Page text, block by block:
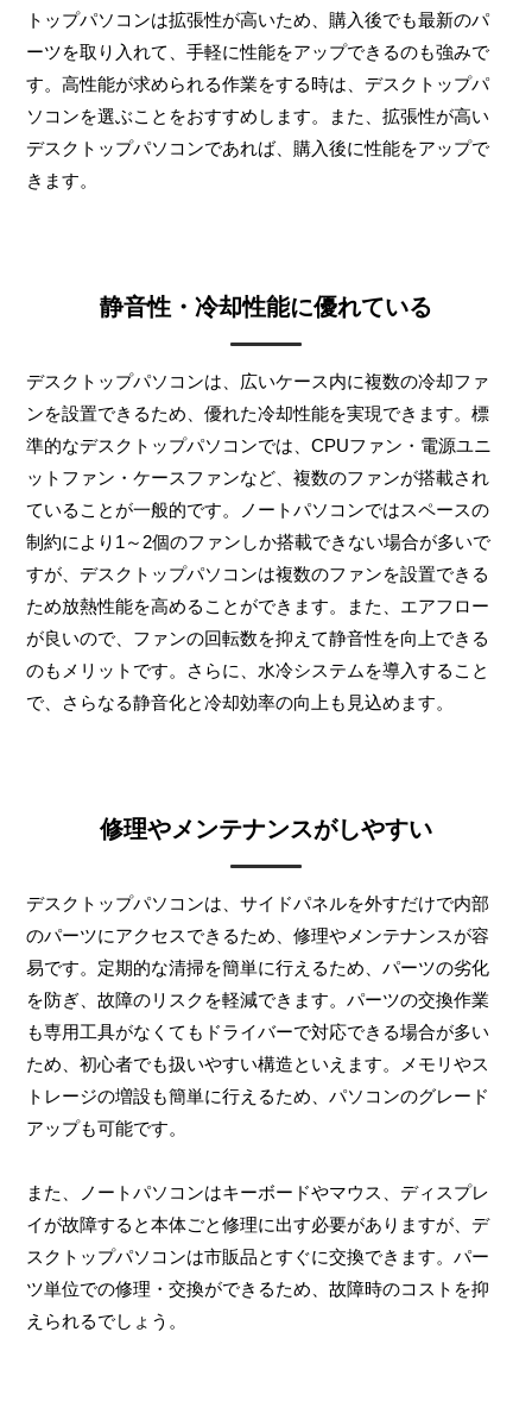
トップパソコンは拡張性が高いため、購入後でも最新のパ
ーツを取り入れて、手軽に性能をアップできるのも強みで
す。高性能が求められる作業をする時は、デスクトップパ
ソコンを選ぶことをおすすめします。また、拡張性が高い
デスクトップパソコンであれば、購入後に性能をアップで
きます。
静音性・冷却性能に優れている
デスクトップパソコンは、広いケース内に複数の冷却ファ
ンを設置できるため、優れた冷却性能を実現できます。標
準的なデスクトップパソコンでは、CPUファン・電源ユニ
ットファン・ケースファンなど、複数のファンが搭載され
ていることが一般的です。ノートパソコンではスペースの
制約により1～2個のファンしか搭載できない場合が多いで
すが、デスクトップパソコンは複数のファンを設置できる
ため放熱性能を高めることができます。また、エアフロー
が良いので、ファンの回転数を抑えて静音性を向上できる
のもメリットです。さらに、水冷システムを導入すること
で、さらなる静音化と冷却効率の向上も見込めます。
修理やメンテナンスがしやすい
デスクトップパソコンは、サイドパネルを外すだけで内部
のパーツにアクセスできるため、修理やメンテナンスが容
易です。定期的な清掃を簡単に行えるため、パーツの劣化
を防ぎ、故障のリスクを軽減できます。パーツの交換作業
も専用工具がなくてもドライバーで対応できる場合が多い
ため、初心者でも扱いやすい構造といえます。メモリやス
トレージの増設も簡単に行えるため、パソコンのグレード
アップも可能です。
また、ノートパソコンはキーボードやマウス、ディスプレ
イが故障すると本体ごと修理に出す必要がありますが、デ
スクトップパソコンは市販品とすぐに交換できます。パー
ツ単位での修理・交換ができるため、故障時のコストを抑
えられるでしょう。